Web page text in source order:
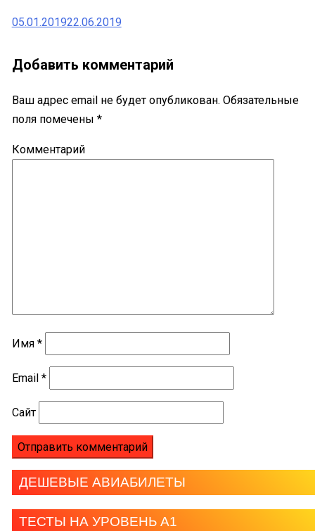
05.01.201922.06.2019
Добавить комментарий
Ваш адрес email не будет опубликован. Обязательные
поля помечены *
Комментарий
Имя *
Email *
Сайт
ДЕШЕВЫЕ АВИАБИЛЕТЫ
ТЕСТЫ НА УРОВЕНЬ А1